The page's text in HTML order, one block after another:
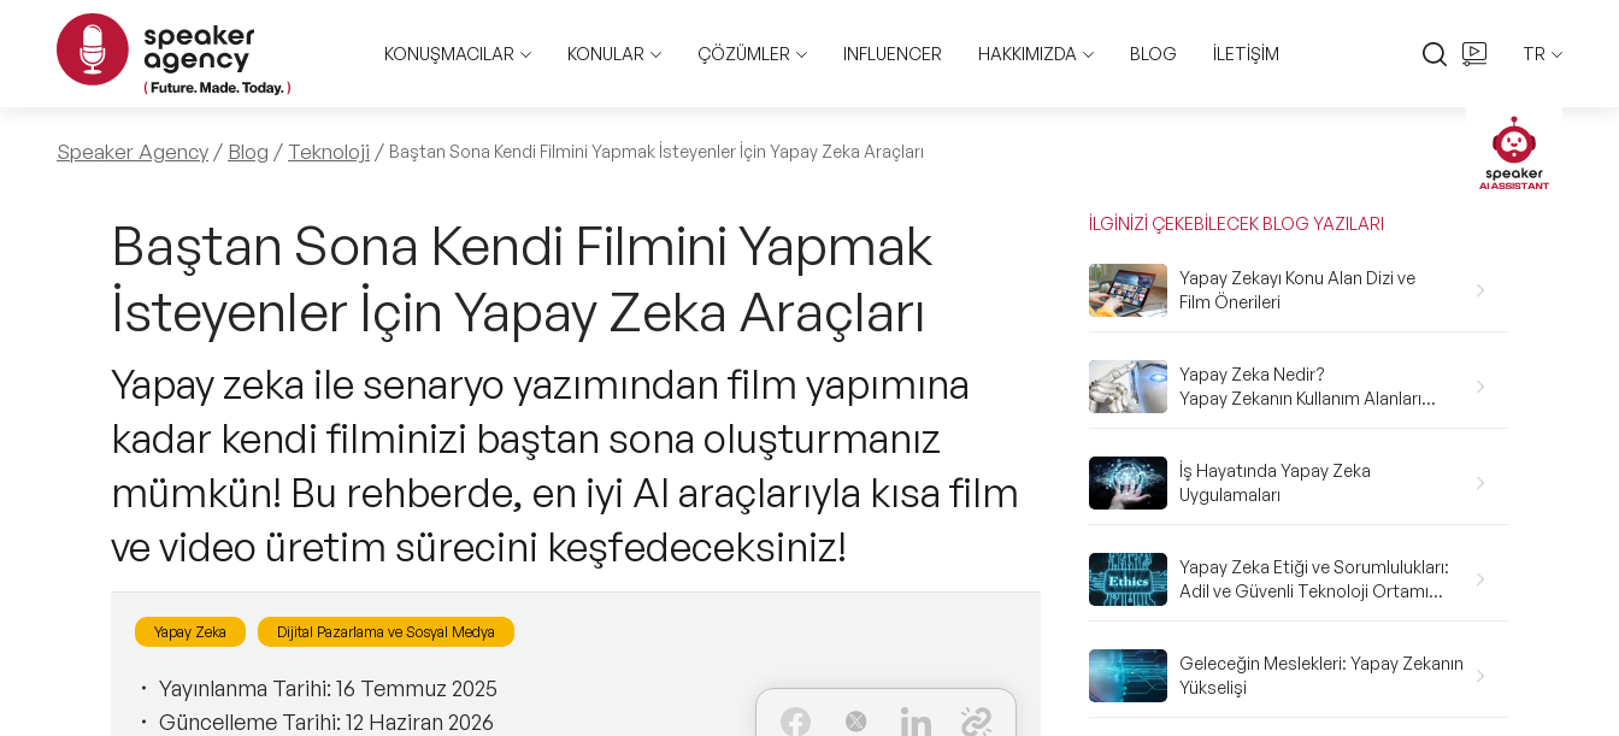
KONUŞMACILAR KONULAR ÇÖZÜMLER INFLUENCER HAKKIMIZDA BLOG İLETİŞİM TR
EN
TR
Speaker Agency Blog Teknoloji Baştan Sona Kendi Filmini Yapmak İsteyenler İçin Yapay Zeka Araçları
Baştan Sona Kendi Filmini Yapmak
İsteyenler İçin Yapay Zeka Araçları
Yapay zeka ile senaryo yazımından film yapımına
kadar kendi filminizi baştan sona oluşturmanız
mümkün! Bu rehberde, en iyi AI araçlarıyla kısa film
ve video üretim sürecini keşfedeceksiniz!
Yapay Zeka Dijital Pazarlama ve Sosyal Medya
Yayınlanma Tarihi: 16 Temmuz 2025
Güncelleme Tarihi: 12 Haziran 2026
İLGİNİZİ ÇEKEBİLECEK BLOG YAZILARI
Yapay Zekayı Konu Alan Dizi ve
Film Önerileri
Yapay Zeka Nedir?
Yapay Zekanın Kullanım Alanları
İş Hayatında Yapay Zeka
Uygulamaları
Yapay Zeka Etiği ve Sorumlulukları:
Adil ve Güvenli Teknoloji Ortamı
Geleceğin Meslekleri: Yapay Zekanın
Yükselişi